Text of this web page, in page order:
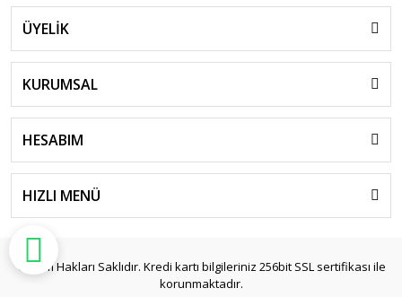
ÜYELİK
KURUMSAL
HESABIM
HIZLI MENÜ
© Tüm Hakları Saklıdır. Kredi kartı bilgileriniz 256bit SSL sertifikası ile
korunmaktadır.